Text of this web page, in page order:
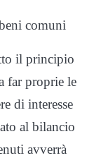
comuni
il principio
far proprie le
di interesse
al bilancio
avverrà